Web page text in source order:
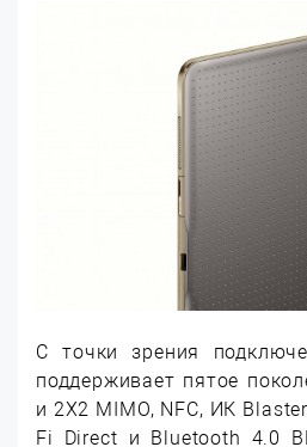
С точки зрения
поддерживает пятое
и 2X2 MIMO, NFC, ИК
Fi Direct и Bluetooth 4.0